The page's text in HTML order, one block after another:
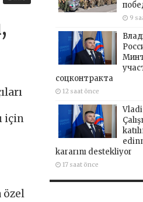
için
özel
9
соцконтракта
12 saat önce
kararını destekliyor
17 saat önce